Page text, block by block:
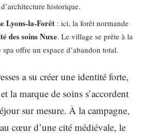
historique.
Lyons-la-Forêt : ici, la forêt normande
des soins Nuxe. Le village se prête à la
offre un espace d’abandon total.
a su créer une identité forte,
la marque de soins s’accordent
sur mesure. À la campagne,
cœur d’une cité médiévale, le